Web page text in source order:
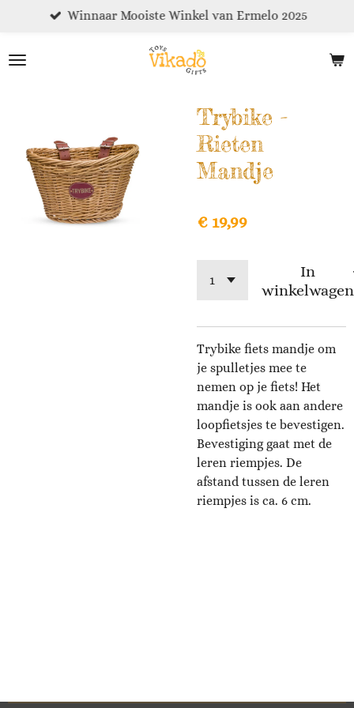
naar
Winnaar Mooiste Winkel van Ermelo 2025
Trybike -
Rieten
Mandje
€ 19,99
In
winkelwagen
Trybike fiets mandje om
je spulletjes mee te
nemen op je fiets! Het
mandje is ook aan andere
loopfietsjes te bevestigen.
Bevestiging gaat met de
leren riempjes. De
afstand tussen de leren
riempjes is ca. 6 cm.